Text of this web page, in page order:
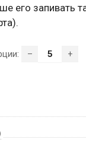
его
– +